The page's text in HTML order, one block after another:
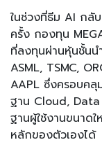
ในช่วงที่ธีม AI กลั
ครั้ง กองทุน
ที่ลงทุนผ่านหุ้นชั้นน
ASML, TSMC,
AAPL ซึ่งครอบค
ฐาน Cloud,
ฐานผู้ใช้งานขนาด
หลักของตัวเองได้